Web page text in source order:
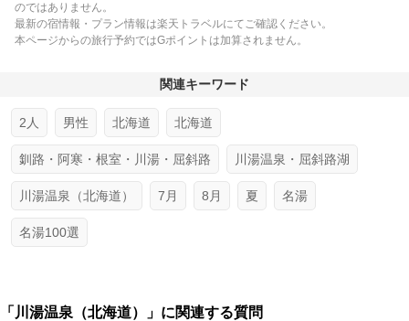
のではありません。
最新の宿情報・プラン情報は楽天トラベルにてご確認ください。
本ページからの旅行予約ではGポイントは加算されません。
関連キーワード
2人 男性 北海道 北海道
釧路・阿寒・根室・川湯・屈斜路 川湯温泉・屈斜路湖
川湯温泉（北海道） 7月 8月 夏 名湯
名湯100選
「川湯温泉（北海道）」に関連する質問